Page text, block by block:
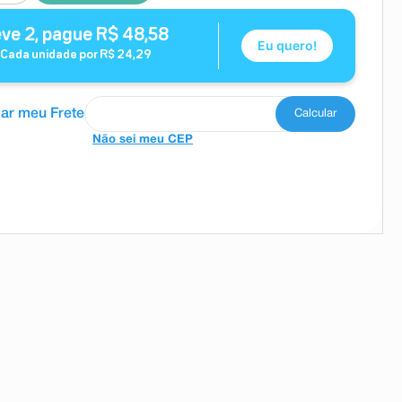
2, pague R$ 48,58
Cada unidade por R$ 24,29
Eu quero!
Não sei meu CEP